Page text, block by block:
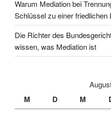
Warum Mediation bei
Schlüssel zu einer friedlichen
Die Richter des
wissen, was Mediation ist
M D M